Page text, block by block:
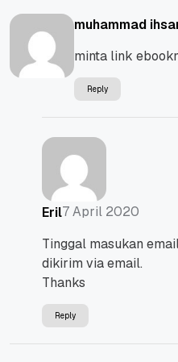
muhammad
minta link
Reply
Eril7 April 2020
Tinggal masukan
dikirim via email.
Thanks
Reply